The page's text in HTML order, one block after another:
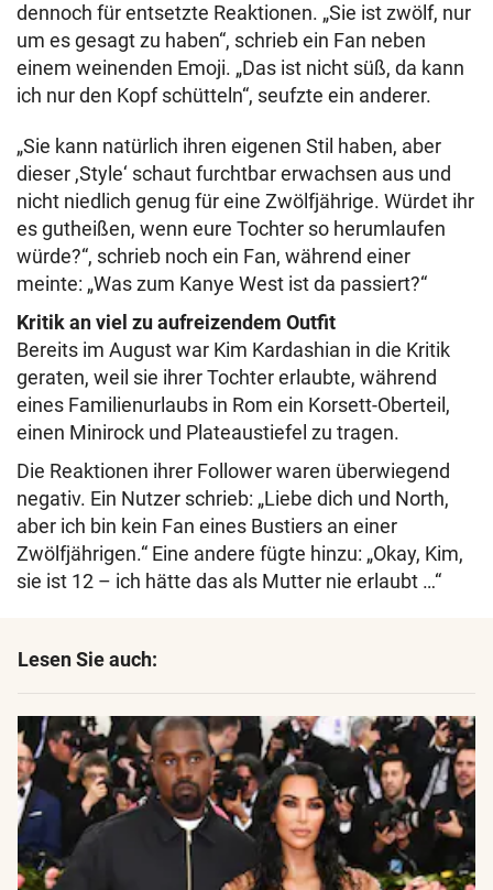
dennoch für entsetzte Reaktionen. „Sie ist zwölf, nur
um es gesagt zu haben“, schrieb ein Fan neben
einem weinenden Emoji. „Das ist nicht süß, da kann
ich nur den Kopf schütteln“, seufzte ein anderer.
„Sie kann natürlich ihren eigenen Stil haben, aber
dieser ,Style‘ schaut furchtbar erwachsen aus und
nicht niedlich genug für eine Zwölfjährige. Würdet ihr
es gutheißen, wenn eure Tochter so herumlaufen
würde?“, schrieb noch ein Fan, während einer
meinte: „Was zum Kanye West ist da passiert?“
Kritik an viel zu aufreizendem Outfit
Bereits im August war Kim Kardashian in die Kritik
geraten, weil sie ihrer Tochter erlaubte, während
eines Familienurlaubs in Rom ein Korsett-Oberteil,
einen Minirock und Plateaustiefel zu tragen.
Die Reaktionen ihrer Follower waren überwiegend
negativ. Ein Nutzer schrieb: „Liebe dich und North,
aber ich bin kein Fan eines Bustiers an einer
Zwölfjährigen.“ Eine andere fügte hinzu: „Okay, Kim,
sie ist 12 – ich hätte das als Mutter nie erlaubt …“
Lesen Sie auch: